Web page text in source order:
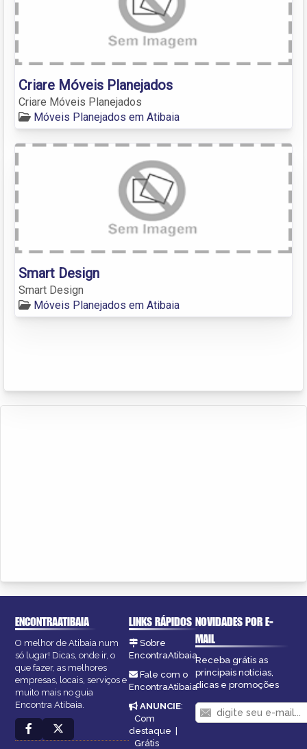
Criare Móveis Planejados
Criare Móveis Planejados
Móveis Planejados em Atibaia
Smart Design
Smart Design
Móveis Planejados em Atibaia
ENCONTRAATIBAIA
O melhor de Atibaia num
só lugar! Dicas, onde ir, o
que fazer, as melhores
empresas, locais, serviços e
muito mais no guia
Encontra Atibaia.
LINKS RÁPIDOS
Sobre
EncontraAtibaia
Fale com o
EncontraAtibaia
ANUNCIE:
Com
destaque |
Grátis
NOVIDADES POR E-
MAIL
Receba grátis as
principais notícias,
dicas e promoções